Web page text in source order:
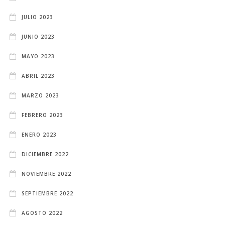
JULIO 2023
JUNIO 2023
MAYO 2023
ABRIL 2023
MARZO 2023
FEBRERO 2023
ENERO 2023
DICIEMBRE 2022
NOVIEMBRE 2022
SEPTIEMBRE 2022
AGOSTO 2022